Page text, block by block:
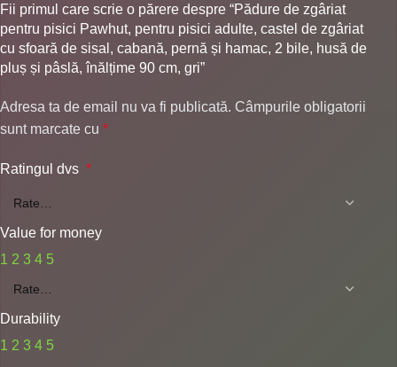
Fii primul care scrie o părere despre “Pădure de zgâriat
pentru pisici Pawhut, pentru pisici adulte, castel de zgâriat
cu sfoară de sisal, cabană, pernă și hamac, 2 bile, husă de
pluș și pâslă, înălțime 90 cm, gri”
Adresa ta de email nu va fi publicată. Câmpurile obligatorii
sunt marcate cu*
Ratingul dvs*
Value for money
1 2 3 4 5
Durability
1 2 3 4 5